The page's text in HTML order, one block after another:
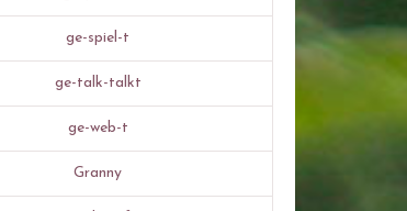
ge-spiel-t
ge-talk-talkt
ge-web-t
Granny